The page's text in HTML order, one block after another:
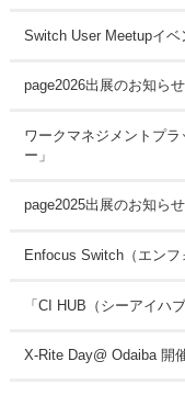
Switch User Meetupイ
page2026出展のお知ら
ワークマネジメントプ
ー」
page2025出展のお知ら
Enfocus Switch（エン
「CI HUB（シーアイハ
X-Rite Day@ Odaiba 開